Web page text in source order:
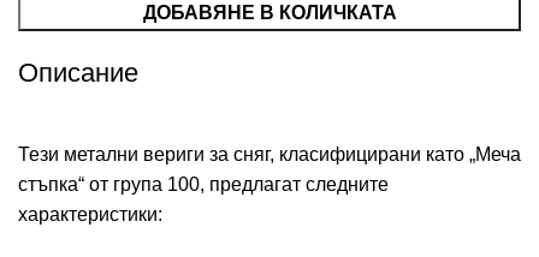
ДОБАВЯНЕ В КОЛИЧКАТА
Описание
Тези метални вериги за сняг, класифицирани като „Меча
стъпка“ от група 100, предлагат следните
характеристики: